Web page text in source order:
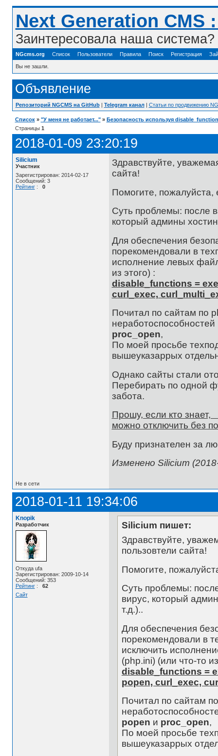
Next Generation
Заинтересовала наша
NGcms.org Список Пользователи Правила Поиск Регистрация
Вы не зашли.
Объявление
Репозиторий NGCMS на GitHub| Telegram канал| Статьи по продвижению
Список » "У меня не работает..." » Безопасность используя
Страницы 1
2018-01-09 23:20:19
Silicium
Участник
Зарегистрирован: 2014-02-17
Сообщений: 3
Рейтинг: 0
Здравствуйте,
сайта!
Помогите, пожалуйста,
Суть проблемы: после
который админы
Для обеспечения
порекомендовали в
исполнение левых
из этого) :
disable_functions =
curl_exec,
Почитал по сайтам по
неработоспособностей
proc_open,
По моей просьбе
вышеуказаррых
Однако сайты стали
Перебирать по одной
забота.
Прошу, если кто
можно отключить без
Буду признателен за
Изменено Silicium
Не в сети
2018-01-11 19:34:06
Knopik
Разработчик
Откуда ufa
Зарегистрирован: 2009-10-14
Сообщений: 353
Рейтинг: 62
Сайт
Silicium пишет:
Здравствуйте,
пользовтели сайта!
Помогите,
Суть проблемы:
вирус, который
т.д.)..
Для обеспечения
порекомендовали в
исключить
(php.ini) (или что-то
disable_functions =
popen, curl_exec,
Почитал по сайтам
popen и proc_open,
По моей просьбе
вышеуказаррых